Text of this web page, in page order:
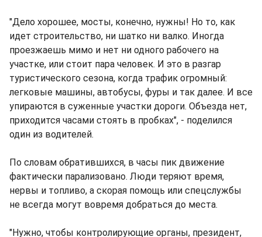
"Дело хорошее, мосты, конечно, нужны! Но то, как
идет строительство, ни шатко ни валко. Иногда
проезжаешь мимо и нет ни одного рабочего на
участке, или стоит пара человек. И это в разгар
туристического сезона, когда трафик огромный:
легковые машины, автобусы, фуры и так далее. И все
упираются в суженные участки дороги. Объезда нет,
приходится часами стоять в пробках", - поделился
один из водителей.
По словам обратившихся, в часы пик движение
фактически парализовано. Люди теряют время,
нервы и топливо, а скорая помощь или спецслужбы
не всегда могут вовремя добраться до места.
"Нужно, чтобы контролирующие органы, президент,